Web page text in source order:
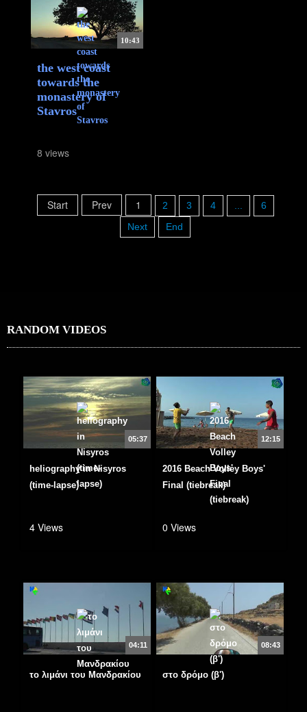
10:43
the west coast
towards the
monastery of
Stavros
8 views
Start Prev 1 2 3 4
6
Next
End
RANDOM VIDEOS
05:37
heliography in Nisyros
(time-lapse)
4 Views
12:15
2016 Beach Volley Boys'
Final (tiebreak)
0 Views
04:11
το λιμάνι του Μανδρακίου
08:43
στο δρόμο (β')